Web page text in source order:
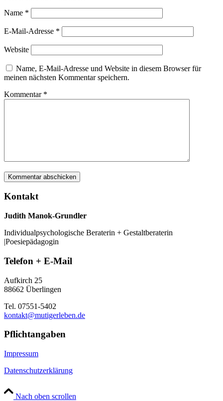
Name *
E-Mail-Adresse *
Website
Name, E-Mail-Adresse und Website in diesem Browser für
meinen nächsten Kommentar speichern.
Kommentar *
Kontakt
Judith Manok-Grundler
Individualpsychologische Beraterin + Gestaltberaterin
|Poesiepädagogin
Telefon + E-Mail
Aufkirch 25
88662 Überlingen
Tel. 07551-5402
kontakt@mutigerleben.de
Pflichtangaben
Impressum
Datenschutzerklärung
Nach oben scrollen